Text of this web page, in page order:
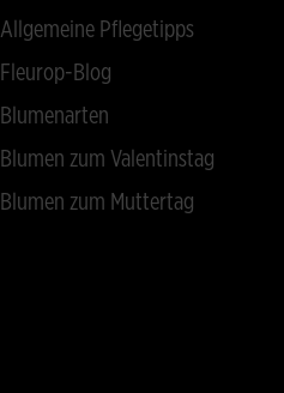
Allgemeine Pflegetipps
Fleurop-Blog
Blumenarten
Blumen zum Valentinstag
Blumen zum Muttertag